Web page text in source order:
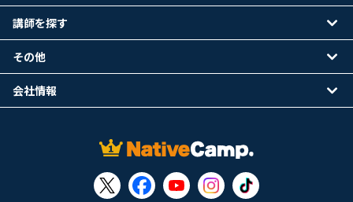
講師を探す
その他
会社情報